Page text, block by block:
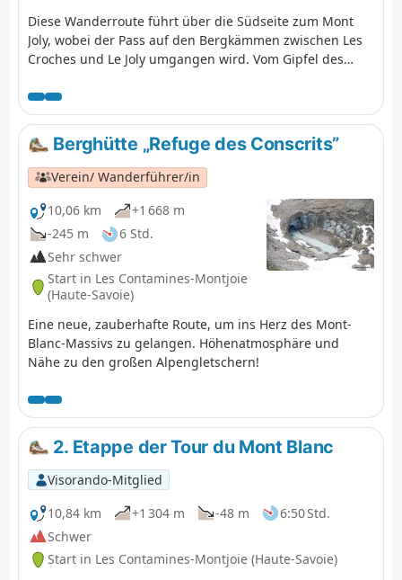
Diese Wanderroute führt über die Südseite zum Mont
Joly, wobei der Pass auf den Bergkämmen zwischen Les
Croches und Le Joly umgangen wird. Vom Gipfel des
Achtung, der Rückweg ist anspruchsvoll und weist einen
starken Gefälle auf.
Berghütte „Refuge des Conscrits”
Verein/ Wanderführer/in
10,06 km
+1 668 m
-245 m
6 Std.
Sehr schwer
Start in Les Contamines-Montjoie
(Haute-Savoie)
Eine neue, zauberhafte Route, um ins Herz des Mont-
Blanc-Massivs zu gelangen. Höhenatmosphäre und
Nähe zu den großen Alpengletschern!
2. Etappe der Tour du Mont Blanc
Visorando-Mitglied
10,84 km
+1 304 m -48 m
6:50 Std.
Schwer
Start in Les Contamines-Montjoie (Haute-Savoie)